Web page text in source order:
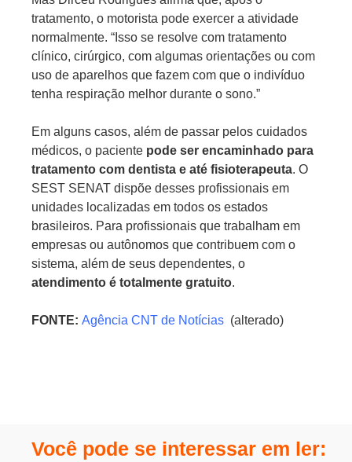
tratamento, o motorista pode exercer a atividade
normalmente. “Isso se resolve com tratamento
clínico, cirúrgico, com algumas orientações ou com
uso de aparelhos que fazem com que o indivíduo
tenha respiração melhor durante o sono.”
Em alguns casos, além de passar pelos cuidados
médicos, o paciente pode ser encaminhado para
tratamento com dentista e até fisioterapeuta. O
SEST SENAT dispõe desses profissionais em
unidades localizadas em todos os estados
brasileiros. Para profissionais que trabalham em
empresas ou autônomos que contribuem com o
sistema, além de seus dependentes, o
atendimento é totalmente gratuito.
FONTE: Agência CNT de Notícias (alterado)
Você pode se interessar em ler: